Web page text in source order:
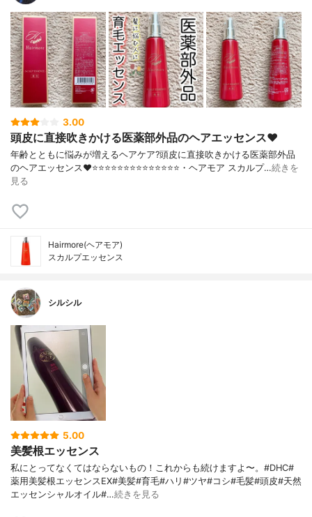
3.00
頭皮に直接吹きかける医薬部外品のヘアエッセンス❤️
年齢とともに悩みが増えるヘアケア?頭皮に直接吹きかける医薬部外品
のヘアエッセンス❤️⭐️⭐️⭐️⭐️⭐️⭐️⭐️⭐️⭐️⭐️⭐️⭐️⭐️⭐️・ヘアモア スカルプ…続きを
見る
Hairmore(ヘアモア)
スカルプエッセンス
シルシル
5.00
美髪根エッセンス
私にとってなくてはならないもの！これからも続けますよ〜。#DHC#
薬用美髪根エッセンスEX#美髪#育毛#ハリ#ツヤ#コシ#毛髪#頭皮#天然
エッセンシャルオイル#…続きを見る